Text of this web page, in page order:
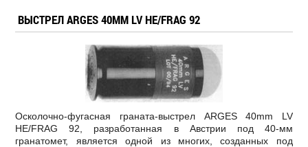
ВЫСТРЕЛ ARGES 40MM LV HE/FRAG 92
Осколочно-фугасная граната-выстрел ARGES 40mm LV
HE/FRAG 92, разработанная в Австрии под 40-мм
гранатомет, является одной из многих, созданных под